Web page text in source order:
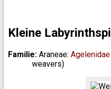
Kleine
Familie: Araneae: Agelenidae
weavers)